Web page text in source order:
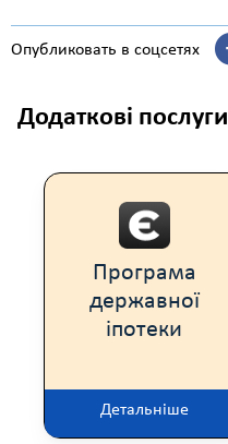
Опубликовать в соцсетях
Додаткові послуги
Програма
державної
іпотеки
Детальніше